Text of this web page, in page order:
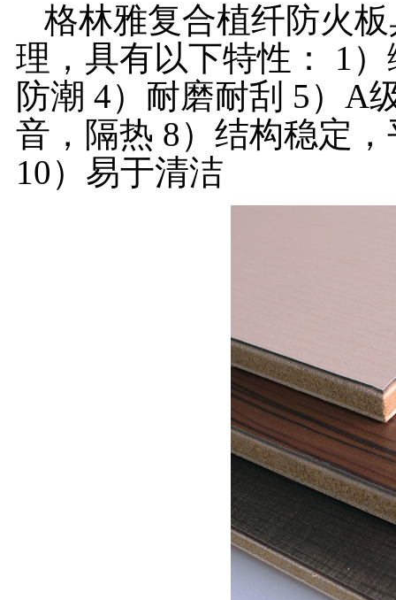
格林雅复合植纤防火
理，具有以下特性： 1
防潮 4）耐磨耐刮 5）A
音，隔热 8）结构稳定
10）易于清洁